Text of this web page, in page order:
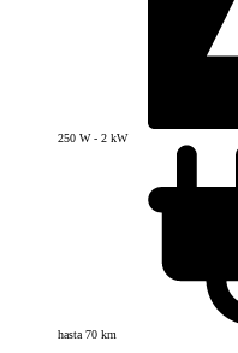
250 W - 2 kW
hasta 70 km